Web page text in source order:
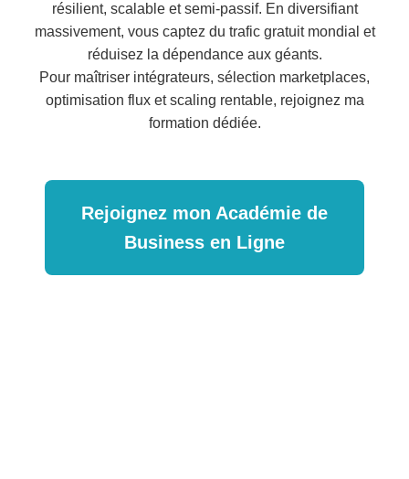
résilient, scalable et semi-passif. En diversifiant
massivement, vous captez du trafic gratuit mondial et
réduisez la dépendance aux géants.
Pour maîtriser intégrateurs, sélection marketplaces,
optimisation flux et scaling rentable, rejoignez ma
formation dédiée.
Rejoignez mon Académie de
Business en Ligne